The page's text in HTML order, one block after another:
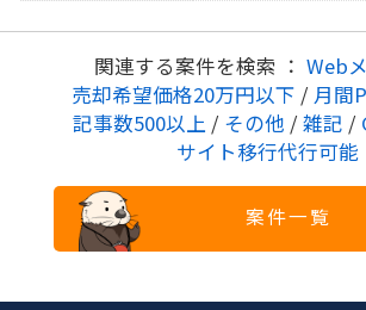
関連する案件を検索 ： Web
売却希望価格20万円以下 / 月間
記事数500以上 / その他 / 雑記 /
サイト移行代行可能
案件一覧